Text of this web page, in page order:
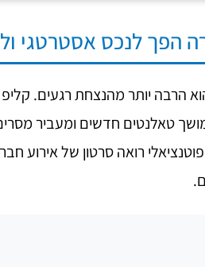
הפך לנכס אסטרטגי
הוא הרבה יותר מהנצחת רגעים.
טאלנטים חדשים ומעביר
רואה סרטון של אירוע